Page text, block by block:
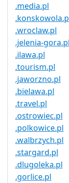
.media.pl
.wroclaw.pl
.jelenia-gora.pl
.ilawa.pl
.tourism.pl
.jaworzno.pl
.bielawa.pl
.travel.pl
.ostrowiec.pl
.polkowice.pl
.walbrzych.pl
.stargard.pl
.dlugoleka.pl
.gorlice.pl